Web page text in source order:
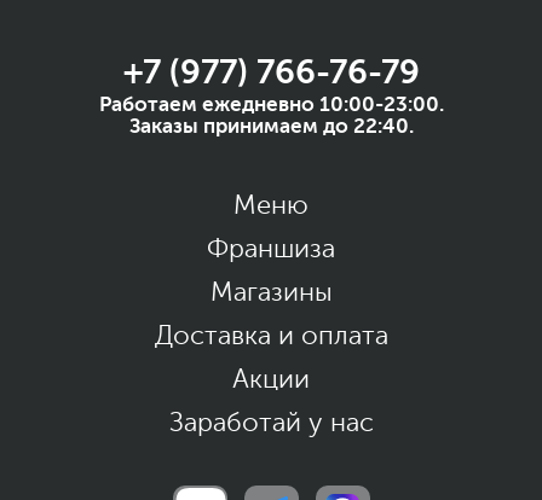
+7 (977) 766-76-79
Работаем ежедневно 10:00-23:00.
Заказы принимаем до 22:40.
Меню
Франшиза
Магазины
Доставка и оплата
Акции
Заработай у нас